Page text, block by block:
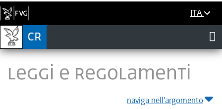
ITA
LEGGI E REGOLAMENTI
naviga nell'argomento